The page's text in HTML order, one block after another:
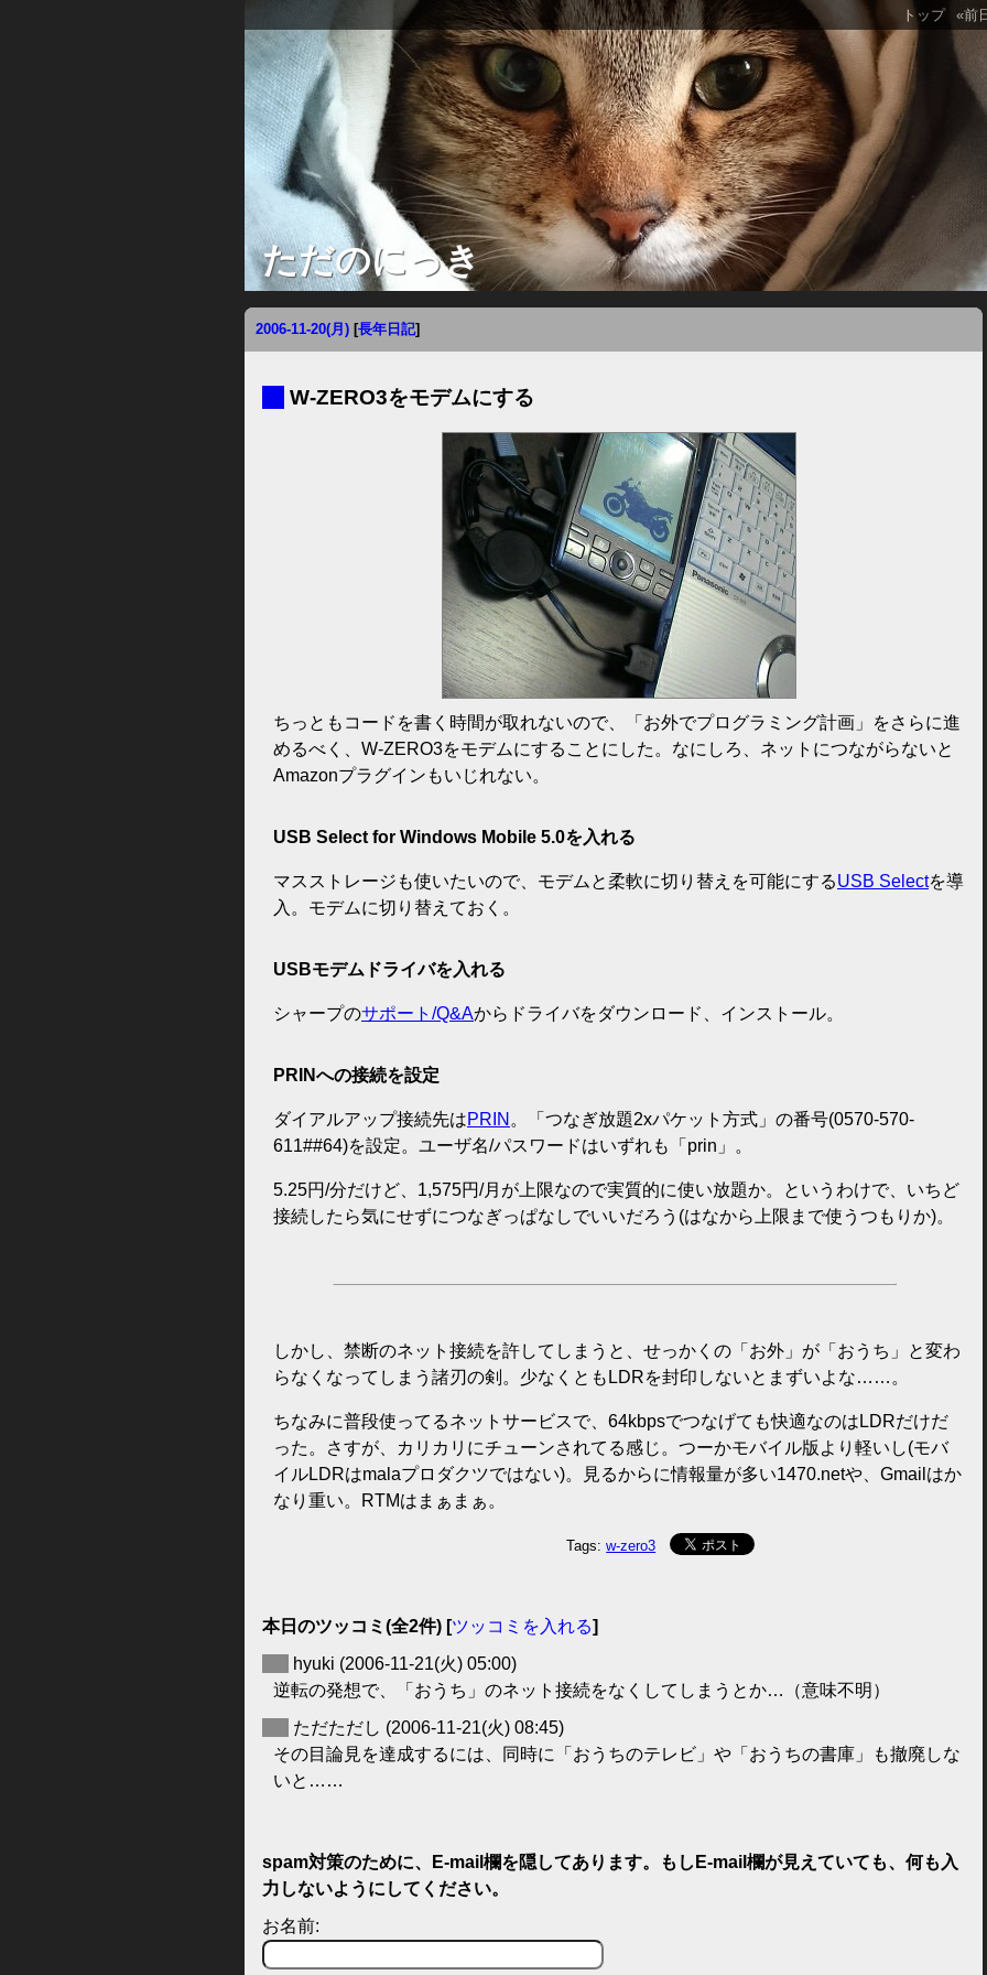
トップ «前
ただのにっき
2006-11-20(月) [長年日記]
W-ZERO3をモデムにする
ちっともコードを書く時間が取れないので、「お外でプログラミング計画」をさらに進
めるべく、W-ZERO3をモデムにすることにした。なにしろ、ネットにつながらないと
Amazonプラグインもいじれない。
USB Select for Windows Mobile 5.0を入れる
マスストレージも使いたいので、モデムと柔軟に切り替えを可能にするUSB Selectを導
入。モデムに切り替えておく。
USBモデムドライバを入れる
シャープのサポート/Q&Aからドライバをダウンロード、インストール。
PRINへの接続を設定
ダイアルアップ接続先はPRIN 。「つなぎ放題2xパケット方式」の番号(0570-570-
611##64)を設定。ユーザ名/パスワードはいずれも「prin」。
5.25円/分だけど、1,575円/月が上限なので実質的に使い放題か。というわけで、いちど
接続したら気にせずにつなぎっぱなしでいいだろう(はなから上限まで使うつもりか)。
しかし、禁断のネット接続を許してしまうと、せっかくの「お外」が「おうち」と変わ
らなくなってしまう諸刃の剣。少なくともLDRを封印しないとまずいよな……。
ちなみに普段使ってるネットサービスで、64kbpsでつなげても快適なのはLDRだけだ
った。さすが、カリカリにチューンされてる感じ。つーかモバイル版より軽いし(モバ
イルLDRはmalaプロダクツではない)。見るからに情報量が多い1470.netや、Gmailはか
なり重い。RTMはまぁまぁ。
Tags:w-zero3
本日のツッコミ(全2件) [ツッコミを入れる]
hyuki (2006-11-21(火) 05:00)
逆転の発想で、「おうち」のネット接続をなくしてしまうとか…（意味不明）
ただただし (2006-11-21(火) 08:45)
その目論見を達成するには、同時に「おうちのテレビ」や「おうちの書庫」も撤廃しな
いと……
spam対策のために、E-mail欄を隠してあります。もしE-mail欄が見えていても、何も入
力しないようにしてください。
お名前: